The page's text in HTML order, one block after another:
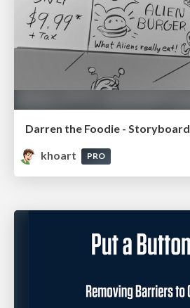
Darren the Foodie - Storyboard
khoart
PRO